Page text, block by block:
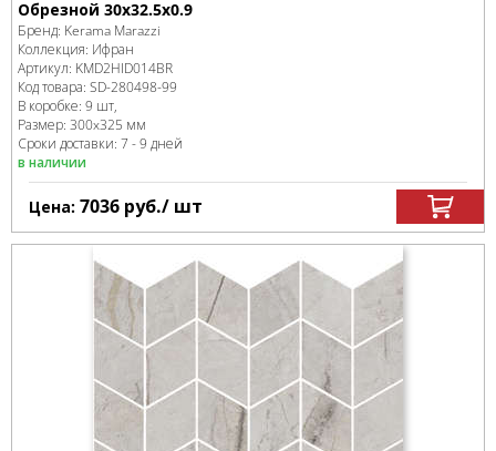
Обрезной 30x32.5x0.9
Бренд: Kerama Marazzi
Коллекция: Ифран
Артикул: KMD2HID014BR
Код товара: SD-280498-99
В коробке: 9 шт,
Размер: 300x325 мм
Сроки доставки: 7 - 9 дней
в наличии
Цена: 7036 руб./ шт